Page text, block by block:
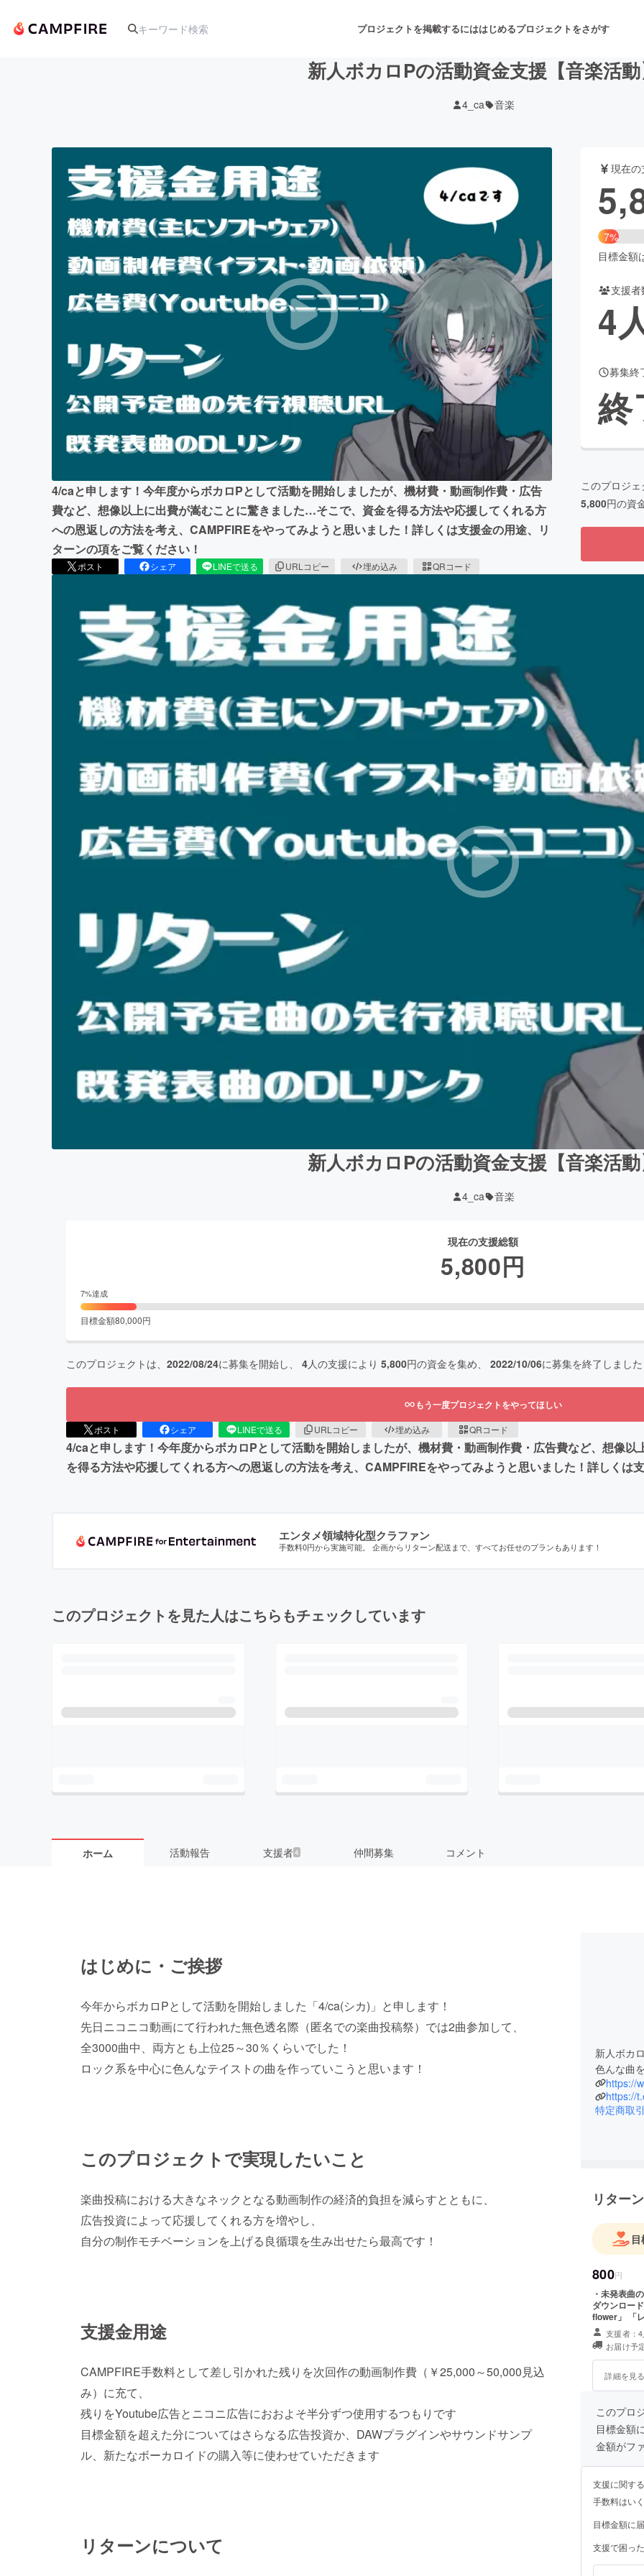
プロジェクトを掲載するにははじめるプロジェクトをさがす
アート・写真 舞台・パフォーマンス
テクノロジー・ガジェット ゲーム・サービス開発
映像・映画 書籍・雑誌出版 アニメ・漫画
ビジネス・起業 チャレンジ ビューティー・ヘルスケ
CAMPFIRE for Social GoodCAMPFIRE Creation
CAMPFIREふるさと納税 machi-ya
新人ボカロPの活動資金支援【音楽活
4_ca 音楽
4/caと申します！今年度からボカロPとして活動を開始しましたが、機材費・動画制作費・広告
費など、想像以上に出費が嵩むことに驚きました…そこで、資金を得る方法や応援してくれる方
への恩返しの方法を考え、CAMPFIREをやってみようと思いました！詳しくは支援金の用途、リ
ターンの項をご覧ください！
ポスト シェア LINEで送る URLコピー 埋め込み QRコード
現在
7%
目標金額
支援者
4
募集終
終
このプロジ
5,800円の資
新人ボカロPの活動資金支援【音楽活
4_ca 音楽
現在の支援総額
5,800円
7%達成
目標金額80,000円
このプロジェクトは、 2022/08/24に募集を開始し、 4人の支援により 5,800円の資金を集め、 2022/10/06に募集を終了しました
もう一度プロジェクトをやってほしい
ポスト シェア LINEで送る URLコピー 埋め込み QRコード
4/caと申します！今年度からボカロPとして活動を開始しましたが、機材費・動画制作費・広告費など、想像
を得る方法や応援してくれる方への恩返しの方法を考え、CAMPFIREをやってみようと思いました！詳しくは
エンタメ領域特化型クラファン
手数料0円から実施可能。 企画からリターン配送まで、すべてお任せのプランもあります！
このプロジェクトを見た人はこちらもチェックしています
ホーム 活動報告 支援者4 仲間募集 コメント
はじめに・ご挨拶
今年からボカロPとして活動を開始しました「4/ca(シカ)」と申します！
先日ニコニコ動画にて行われた無色透名際（匿名での楽曲投稿祭）では2曲参加して、
全3000曲中、両方とも上位25～30％くらいでした！
ロック系を中心に色んなテイストの曲を作っていこうと思います！
このプロジェクトで実現したいこと
楽曲投稿における大きなネックとなる動画制作の経済的負担を減らすとともに、
広告投資によって応援してくれる方を増やし、
自分の制作モチベーションを上げる良循環を生み出せたら最高です！
支援金用途
CAMPFIRE手数料として差し引かれた残りを次回作の動画制作費（￥25,000～50,000見込
み）に充て、
残りをYoutube広告とニコニ広告におおよそ半分ずつ使用するつもりです
目標金額を超えた分についてはさらなる広告投資か、DAWプラグインやサウンドサンプ
ル、新たなボーカロイドの購入等に使わせていただきます
リターンについて
新人ボカ
色んな曲
https://
特定商取
リター
800円
・未発表曲
ダウンロー
flower」 「
支援者：
お届け予
詳細を見
このプロ
目標金額
金額がフ
支援に関す
手数料はい
目標金額に
支援で困っ